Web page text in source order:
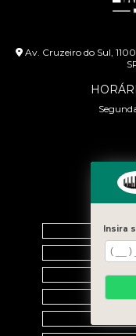
Av. Cruzeiro do Sul,
Insira